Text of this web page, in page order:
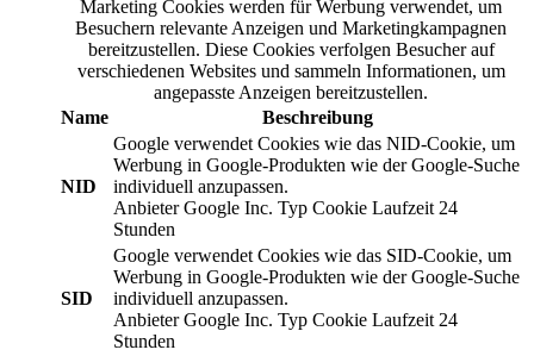
Marketing Cookies werden für Werbung verwendet, um
Besuchern relevante Anzeigen und Marketingkampagnen
bereitzustellen. Diese Cookies verfolgen Besucher auf
verschiedenen Websites und sammeln Informationen, um
angepasste Anzeigen bereitzustellen.
Name
Beschreibung
NID
Google verwendet Cookies wie das NID-Cookie, um
Werbung in Google-Produkten wie der Google-Suche
individuell anzupassen.
Anbieter Google Inc. Typ Cookie Laufzeit 24
Stunden
SID
Google verwendet Cookies wie das SID-Cookie, um
Werbung in Google-Produkten wie der Google-Suche
individuell anzupassen.
Anbieter Google Inc. Typ Cookie Laufzeit 24
Stunden